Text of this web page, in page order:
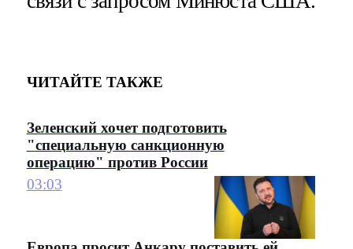
ЧИТАЙТЕ ТАКЖЕ
Зеленский хочет подготовить
"специальную санкционную
операцию" против России
03:03